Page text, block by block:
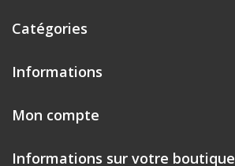
Catégories
Informations
Mon compte
Informations sur votre boutique